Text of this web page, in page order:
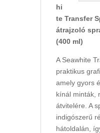
hi
te Transfer
átrajzoló
(400 ml)
A Seawhite
praktikus
amely gyors
kínál minták,
átvitelére. A
indigószerű
hátoldalán,